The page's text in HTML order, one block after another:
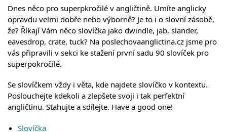
Dnes něco pro superpkročilé v angličtině. Umíte anglicky
opravdu velmi dobře nebo výborně? Je to i o slovní zásobě,
že? Říkají Vám něco slovíčka jako dwindle, jab, slander,
eavesdrop, crate, tuck? Na poslechovaanglictina.cz jsme pro
vás připravili v sekci ke stažení první sadu 90 slovíček pro
superpokročilé.
Se slovíčkem vždy i věta, kde najdete slovíčko v kontextu.
Poslouchejte kdekoli a zlepšete svoji i tak perfektní
angličtinu. Stahujte a sdílejte. Have a good one!
Slovíčka